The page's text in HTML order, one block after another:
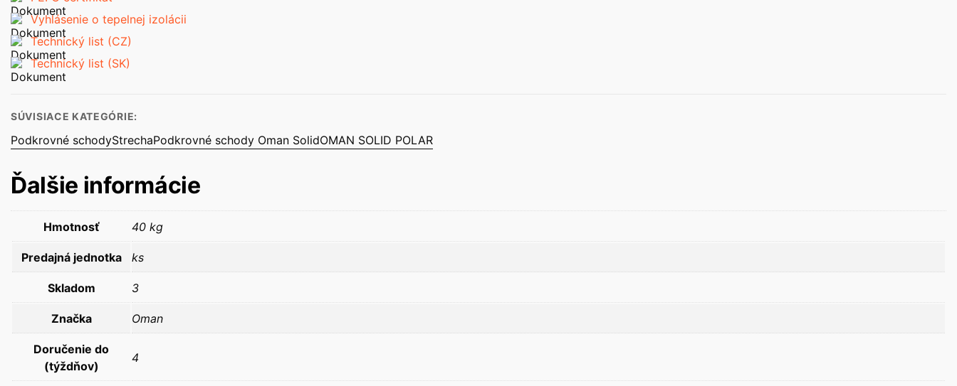
Vyhlásenie o tepelnej izolácii
Technický list (CZ)
Technický list (SK)
SÚVISIACE KATEGÓRIE:
Podkrovné schodyStrechaPodkrovné schody Oman SolidOMAN SOLID POLAR
Ďalšie informácie
Hmotnosť 40 kg
Predajná jednotka ks
Skladom 3
Značka Oman
Doručenie do
(týždňov)
4